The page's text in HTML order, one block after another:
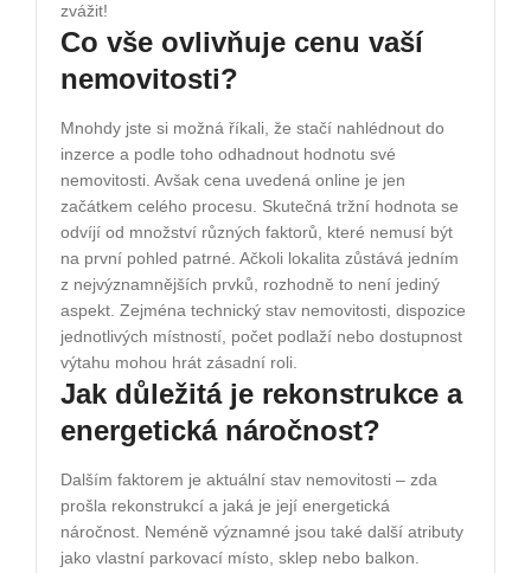
zvážit!
Co vše ovlivňuje cenu vaší
nemovitosti?
Mnohdy jste si možná říkali, že stačí nahlédnout do
inzerce a podle toho odhadnout hodnotu své
nemovitosti. Avšak cena uvedená online je jen
začátkem celého procesu. Skutečná tržní hodnota se
odvíjí od množství různých faktorů, které nemusí být
na první pohled patrné. Ačkoli lokalita zůstává jedním
z nejvýznamnějších prvků, rozhodně to není jediný
aspekt. Zejména technický stav nemovitosti, dispozice
jednotlivých místností, počet podlaží nebo dostupnost
výtahu mohou hrát zásadní roli.
Jak důležitá je rekonstrukce a
energetická náročnost?
Dalším faktorem je aktuální stav nemovitosti – zda
prošla rekonstrukcí a jaká je její energetická
náročnost. Neméně významné jsou také další atributy
jako vlastní parkovací místo, sklep nebo balkon.